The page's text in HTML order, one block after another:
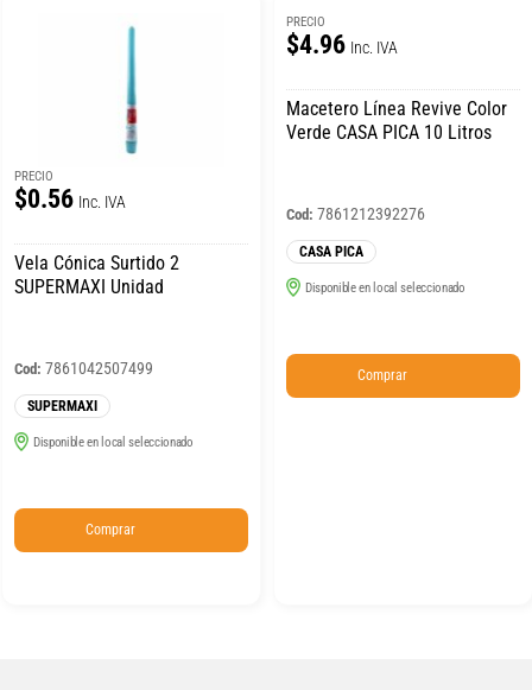
PRECIO
$0.56 Inc. IVA
Vela Cónica Surtido 2
SUPERMAXI Unidad
Cod: 7861042507499
SUPERMAXI
Disponible en local seleccionado
Comprar
PRECIO
$4.96 Inc. IVA
Macetero Línea Revive Color
Verde CASA PICA 10 Litros
Cod: 7861212392276
CASA PICA
Disponible en local seleccionado
Comprar